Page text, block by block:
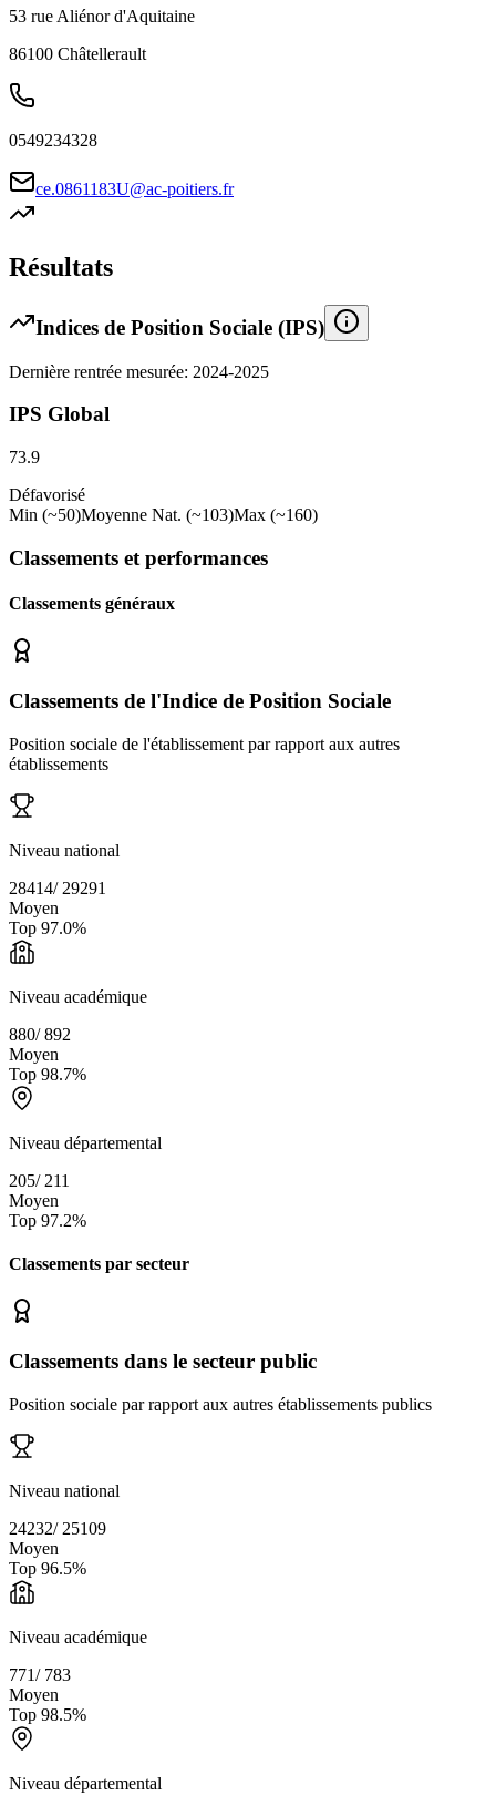
53 rue Aliénor d'Aquitaine
86100 Châtellerault
0549234328
ce.0861183U@ac-poitiers.fr
Résultats
Indices de Position Sociale (IPS)
Dernière rentrée mesurée: 2024-2025
IPS Global
73.9
Défavorisé
Min (~50)Moyenne Nat. (~103)Max (~160)
Classements et performances
Classements généraux
Classements de l'Indice de Position Sociale
Position sociale de l'établissement par rapport aux autres
établissements
Niveau national
28414/ 29291
Moyen
Top 97.0%
Niveau académique
880/892
Moyen
Top 98.7%
Niveau départemental
205/ 211
Moyen
Top 97.2%
Classements par secteur
Classements dans le secteur public
Position sociale par rapport aux autres établissements publics
Niveau national
24232/ 25109
Moyen
Top 96.5%
Niveau académique
771/ 783
Moyen
Top 98.5%
Niveau départemental